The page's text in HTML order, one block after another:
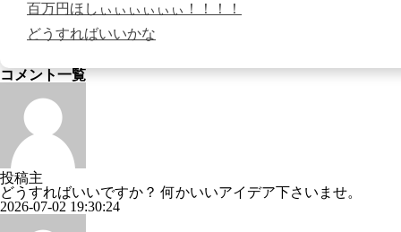
百万円ほしぃぃぃぃぃぃ！！！！
どうすればいいかな
コメント一覧
投稿主
どうすればいいですか？ 何かいいアイデア下さいませ。
2026-07-02 19:30:24